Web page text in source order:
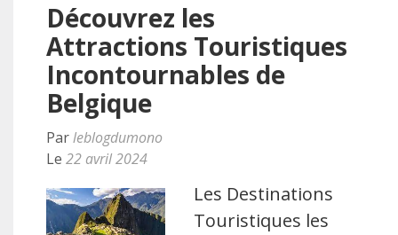
Découvrez les
Attractions Touristiques
Incontournables de
Belgique
Parleblogdumono
Le 22 avril 2024
Les Destinations
Touristiques les